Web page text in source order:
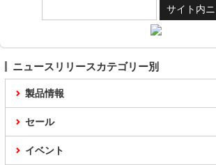
ニュースリリースカテゴリー別
製品情報
セール
イベント